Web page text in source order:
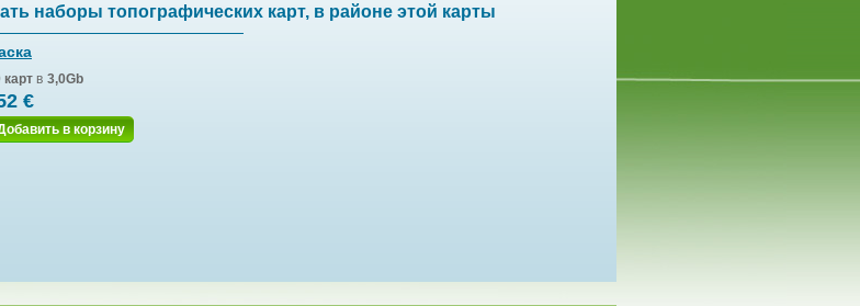
наборы топографических карт, в районе этой карты
карт в 3,0Gb
€
в корзину